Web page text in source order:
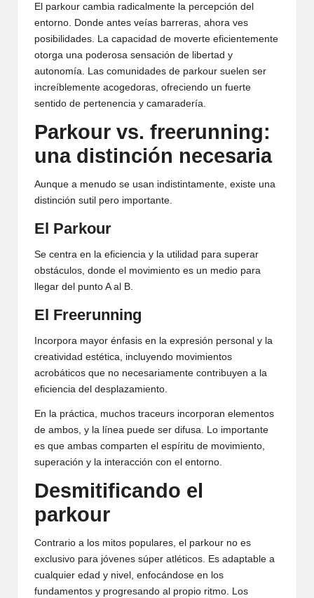
El parkour cambia radicalmente la percepción del
entorno. Donde antes veías barreras, ahora ves
posibilidades. La capacidad de moverte eficientemente
otorga una poderosa sensación de libertad y
autonomía. Las comunidades de parkour suelen ser
increíblemente acogedoras, ofreciendo un fuerte
sentido de pertenencia y camaradería.
Parkour vs. freerunning:
una distinción necesaria
Aunque a menudo se usan indistintamente, existe una
distinción sutil pero importante.
El Parkour
Se centra en la eficiencia y la utilidad para superar
obstáculos, donde el movimiento es un medio para
llegar del punto A al B.
El Freerunning
Incorpora mayor énfasis en la expresión personal y la
creatividad estética, incluyendo movimientos
acrobáticos que no necesariamente contribuyen a la
eficiencia del desplazamiento.
En la práctica, muchos traceurs incorporan elementos
de ambos, y la línea puede ser difusa. Lo importante
es que ambas comparten el espíritu de movimiento,
superación y la interacción con el entorno.
Desmitificando el
parkour
Contrario a los mitos populares, el parkour no es
exclusivo para jóvenes súper atléticos. Es adaptable a
cualquier edad y nivel, enfocándose en los
fundamentos y progresando al propio ritmo. Los